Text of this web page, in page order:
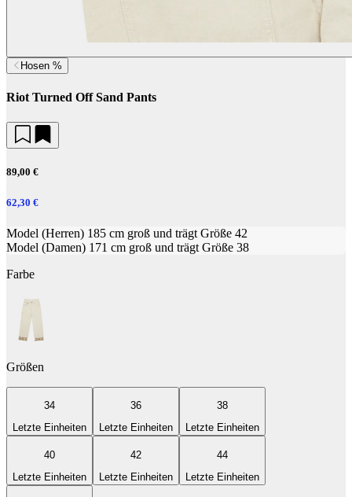
Hosen %
Riot Turned Off Sand Pants
89,00 €
62,30 €
Model (Herren) 185 cm groß und trägt Größe 42
Model (Damen) 171 cm groß und trägt Größe 38
Farbe
Größen
34
Letzte Einheiten
36
Letzte Einheiten
38
Letzte Einheiten
40
Letzte Einheiten
42
Letzte Einheiten
44
Letzte Einheiten